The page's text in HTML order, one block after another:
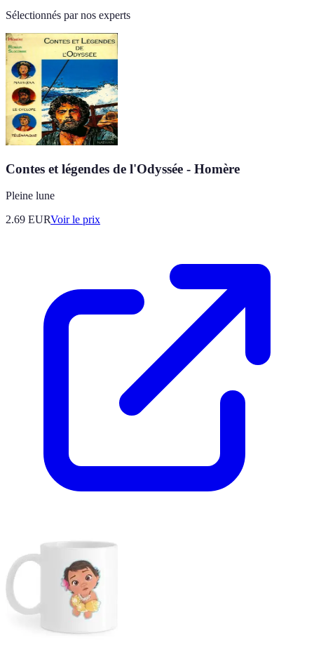
Sélectionnés par nos experts
Contes et légendes de l'Odyssée - Homère
Pleine lune
2.69 EURVoir le prix